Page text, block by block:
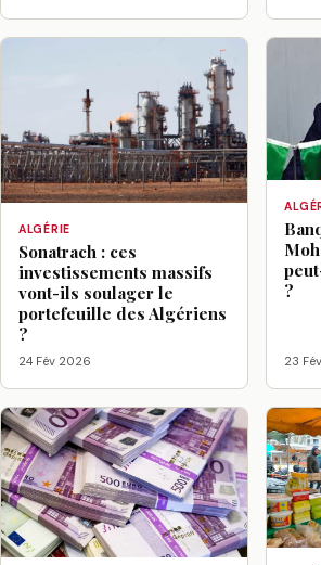
ALGÉRIE
Sonatrach : ces
investissements massifs
vont-ils soulager le
portefeuille des Algériens
?
24 Fév 2026
?
23